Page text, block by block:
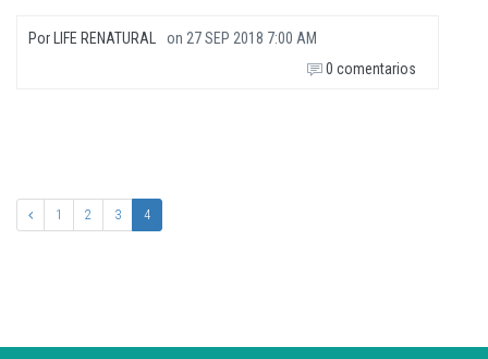
Por LIFE RENATURAL on 27 SEP 2018 7:00 AM
0 comentarios
1 2 3 4